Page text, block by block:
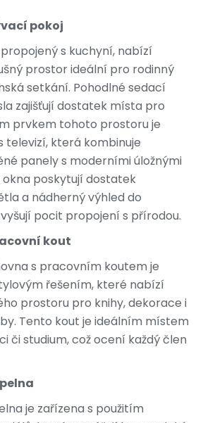
pokoj
s kuchyní, nabízí
prostor ideální pro rodinný
setkání. Pohodlné sedací
zajišťují dostatek místa pro
prvkem tohoto prostoru je
televizí, která kombinuje
panely s moderními úložnými
poskytují dostatek
a nádherný výhled do
pocit propojení s přírodou.
kout
s pracovním koutem je
řešením, které nabízí
prostoru pro knihy, dekorace i
Tento kout je ideálním místem
či studium, což ocení každý člen
je zařízena s použitím